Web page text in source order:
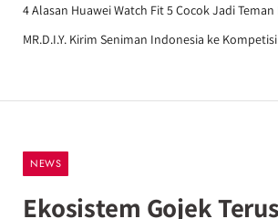
4 Alasan Huawei Watch Fit 5 Cocok Jadi
MR.D.I.Y. Kirim Seniman Indonesia ke
NEWS
Ekosistem Gojek